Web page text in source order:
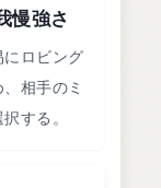
慢強さ
ロビング
相手のミ
する。